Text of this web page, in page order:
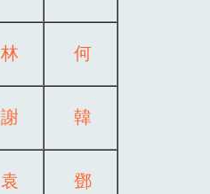
林 何
謝 韓
袁 鄧